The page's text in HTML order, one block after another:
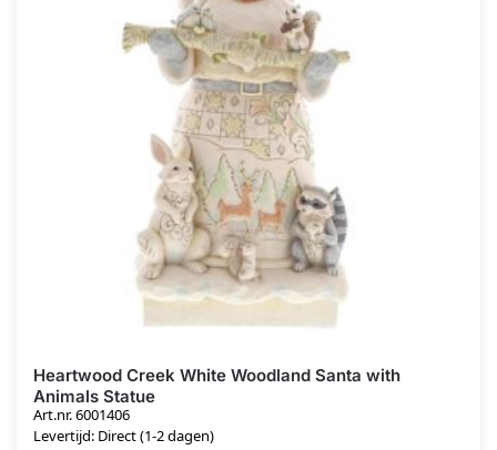
Heartwood Creek White Woodland Santa with
Animals Statue
Art.nr. 6001406
Levertijd: Direct (1-2 dagen)